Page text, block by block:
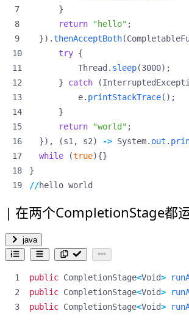
}
return
"hello" ;
}).thenAcceptBoth(
try {
Thread . sleep(3000);
}
catch (
e. printStackTrace();
}
return
"world" ;
}),
(s1 , s2) -> System. out .
while
(true){}
}
//hello world
在两个CompletionStage都
java
public CompletionStage<Void>
public CompletionStage<Void>
public CompletionStage<Void>